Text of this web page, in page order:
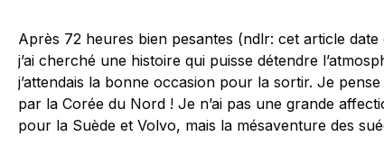
Après 72 heures bien pesantes (ndlr: cet article
j’ai cherché une histoire qui puisse détendre
j’attendais la bonne occasion pour la sortir. Je
par la Corée du Nord ! Je n’ai pas une grande
pour la Suède et Volvo, mais la mésaventure des